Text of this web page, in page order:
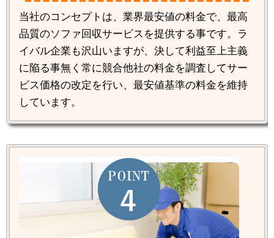
当社のコンセプトは、業界最安値の料金で、最高
品質のソファ回収サービスを提供する事です。ラ
イバル企業も沢山いますが、決して利益至上主義
に陥る事無く常に競合他社の料金を調査してサー
ビス価格の改定を行い、最安値基準の料金を維持
しています。